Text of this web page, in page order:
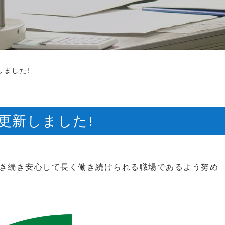
ました!
新しました!
続き安心して長く働き続けられる職場であるよう努め